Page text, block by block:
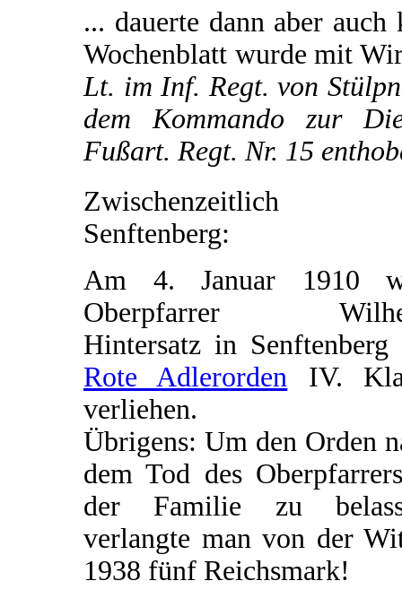
... dauerte dann aber
Wochenblatt wurde mit
Lt. im Inf. Regt. von
dem Kommando zur
Fußart. Regt. Nr. 15
Zwischenzeitlich
Senftenberg:
Am 4. Januar 1910
Oberpfarrer
Hintersatz in Senftenberg
Rote Adlerorden IV.
verliehen.
Übrigens: Um den Orden
dem Tod des
der Familie zu
verlangte man von der
1938 fünf Reichsmark!